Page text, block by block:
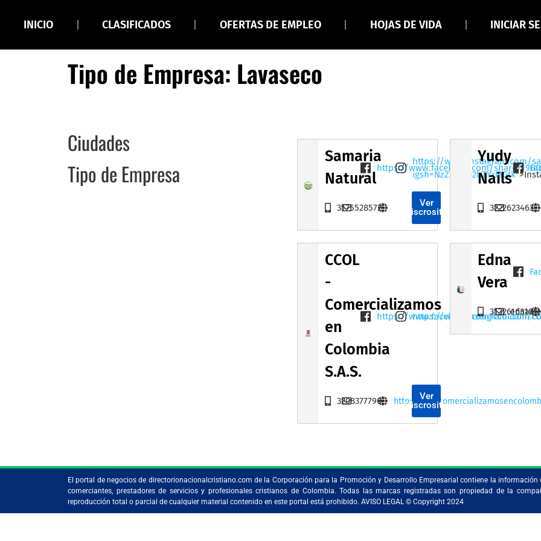
INICIO CLASIFICADOS OFERTAS DE EMPLEO HOJAS DE VIDA INICIAR
Tipo de Empresa: Lavaseco
Ciudades
Tipo de Empresa
Samaria
Natural
https://www.facebook.com/share/
https://www.instagram.com/
igsh=NzZxamQ2bTYxMGtk
3175528572
Ver
Miscrositio
Yudy
Nails
3222623463
CCOL
-
Comercializamos
en
Colombia
S.A.S.
https://www.facebook.com/
https://www.instagram.com/
3208377790 http:// Ver
Miscrositio
Edna
Vera
3132616310
El portal de negocios de directorionacionalcristiano.com de la Corporación para la Promoción y Desarrollo Empresarial contiene la información
comerciantes, prestadores de servicios y profesionales cristianos de Colombia. Todas las marcas registradas son propiedad de la
reproducción total o parcial de cualquier material contenido en este portal está prohibido. AVISO LEGAL © Copyright 2024